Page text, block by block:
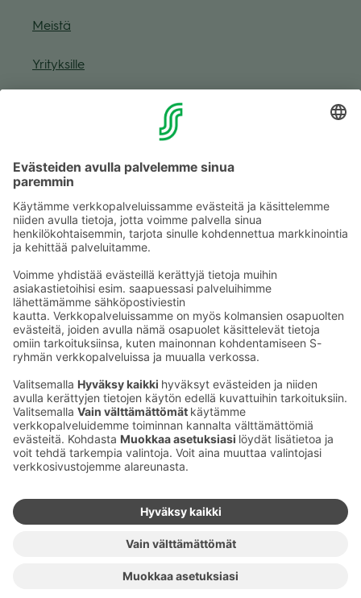
Meistä
Yri­tyk­sille
Muuta eväs­tea­se­tuk­sia & eväs­tein­for­maa­tio
Tie­to­suo­ja­se­loste (Arina)
Kaup­pa­kes­kus
Ma-pe
9–20
La
9–19
Su
11–18
Katso poik­keus­au­kio­lottäältä
Iso­katu 22–25,
90100 Oulu
Ma-pe
7–23
7–23